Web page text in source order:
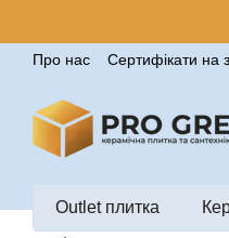
Про нас Сертифікати на
Outlet плитка